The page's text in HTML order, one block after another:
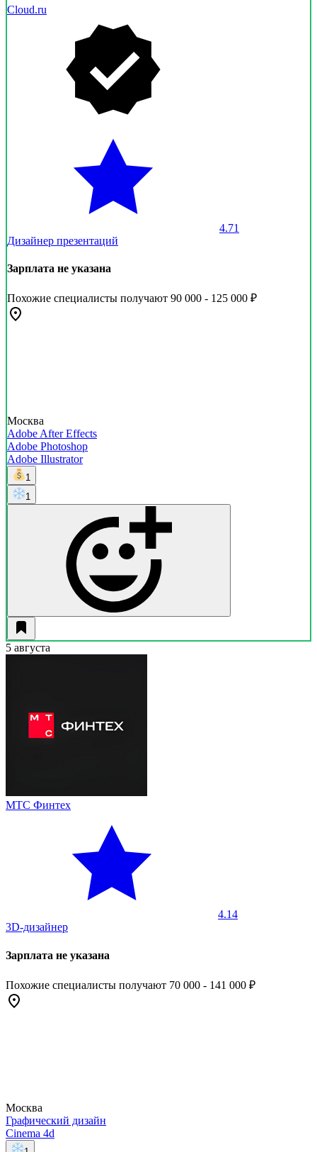
Cloud.ru
4.71
Дизайнер презентаций
Зарплата не указана
Похожие специалисты получают 90 000 - 125 000 ₽
Москва
Adobe After Effects
Adobe Photoshop
Adobe Illustrator
1
1
5 августа
МТС Финтех
4.14
3D-дизайнер
Зарплата не указана
Похожие специалисты получают 70 000 - 141 000 ₽
Москва
Графический дизайн
Cinema 4d